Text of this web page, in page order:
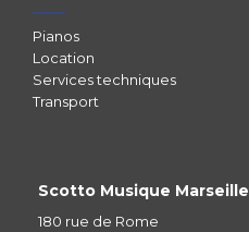
Pianos
Location
Services techniques
Transport
Scotto Musique Marseille
180 rue de Rome